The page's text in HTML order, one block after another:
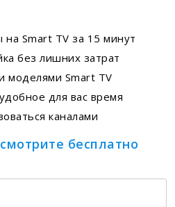
на Smart TV за 15 минут
без лишних затрат
моделями Smart TV
для вас время
каналами
бесплатно